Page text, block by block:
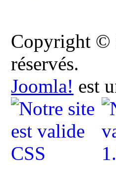
Copyright ©
réservés.
Joomla! est